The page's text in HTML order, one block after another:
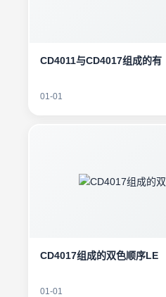
CD4011与CD4017组成的有
01-01
CD4017组成的双色顺序LE
01-01